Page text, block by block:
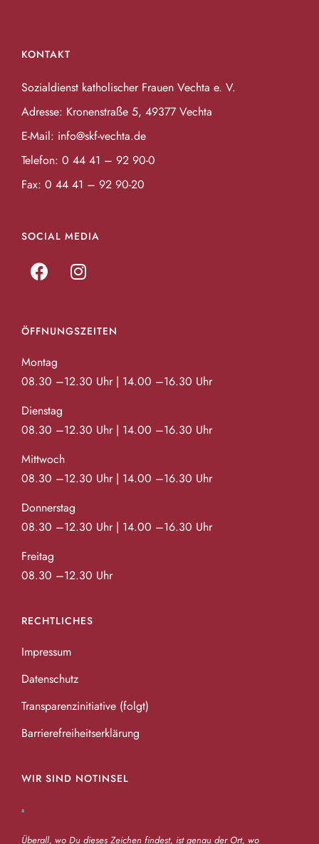
KONTAKT
Sozialdienst katholischer Frauen Vechta e. V.
Adresse: Kronenstraße 5, 49377 Vechta
E-Mail: info@skf-vechta.de
Telefon: 0 44 41 – 92 90-0
Fax: 0 44 41 – 92 90-20
SOCIAL MEDIA
ÖFFNUNGSZEITEN
Montag
08.30 –12.30 Uhr | 14.00 –16.30 Uhr
Dienstag
08.30 –12.30 Uhr | 14.00 –16.30 Uhr
Mittwoch
08.30 –12.30 Uhr | 14.00 –16.30 Uhr
Donnerstag
08.30 –12.30 Uhr | 14.00 –16.30 Uhr
Freitag
08.30 –12.30 Uhr
RECHTLICHES
Impressum
Datenschutz
Transparenzinitiative (folgt)
Barrierefreiheitserklärung
WIR SIND NOTINSEL
Überall, wo Du dieses Zeichen findest, ist genau der Ort, wo